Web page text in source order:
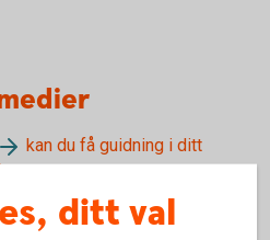
kan du få guidning i ditt
information, som
ditt val